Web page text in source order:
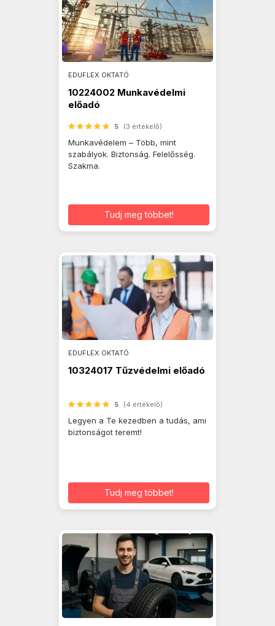
EDUFLEX OKTATÓ
10224002 Munkavédelmi
előadó
5 (3 értékelő)
Munkavédelem – Több, mint
szabályok. Biztonság. Felelősség.
Szakma.
Tudj meg többet!
EDUFLEX OKTATÓ
10324017 Tűzvédelmi előadó
5 (4 értékelő)
Legyen a Te kezedben a tudás, ami
biztonságot teremt!
Tudj meg többet!